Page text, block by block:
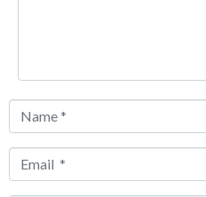
Name
Email